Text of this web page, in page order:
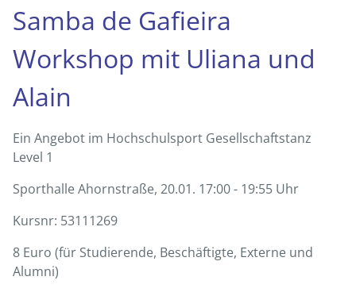
Samba de Gafieira
Workshop mit Uliana und
Alain
Ein Angebot im Hochschulsport Gesellschaftstanz
Level 1
Sporthalle Ahornstraße, 20.01. 17:00 - 19:55 Uhr
Kursnr: 53111269
8 Euro (für Studierende, Beschäftigte, Externe und
Alumni)